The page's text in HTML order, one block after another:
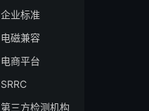
企业标准
电磁兼容
电商平台
SRRC
第三方检测机构